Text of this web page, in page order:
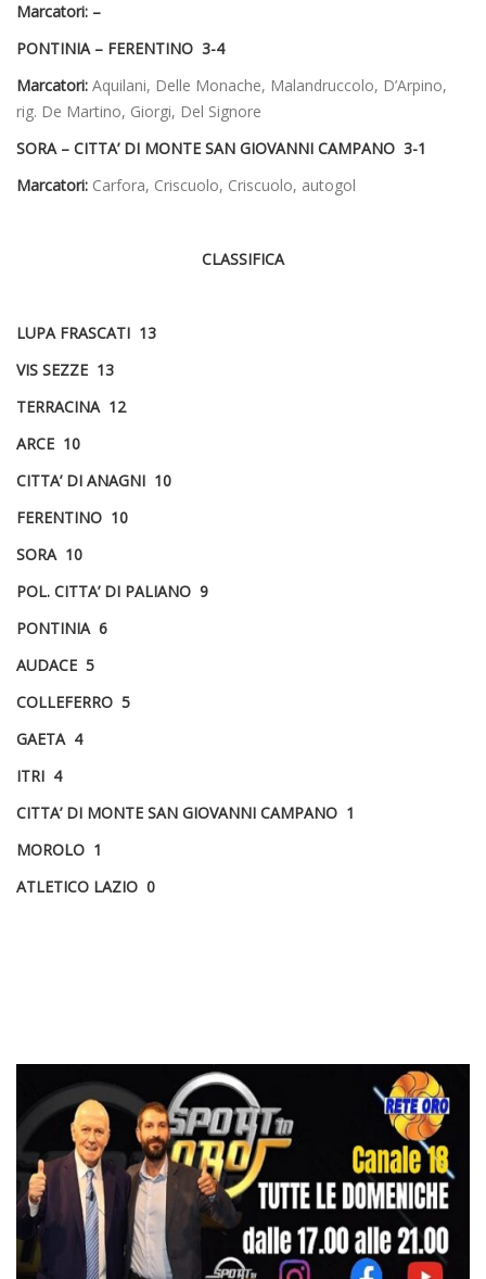
Marcatori: –
PONTINIA – FERENTINO 3-4
Marcatori: Aquilani, Delle Monache, Malandruccolo, D’Arpino,
rig. De Martino, Giorgi, Del Signore
SORA – CITTA’ DI MONTE SAN GIOVANNI CAMPANO 3-1
Marcatori: Carfora, Criscuolo, Criscuolo, autogol
CLASSIFICA
LUPA FRASCATI 13
VIS SEZZE 13
TERRACINA 12
ARCE 10
CITTA’ DI ANAGNI 10
FERENTINO 10
SORA 10
POL. CITTA’ DI PALIANO 9
PONTINIA 6
AUDACE 5
COLLEFERRO 5
GAETA 4
ITRI 4
CITTA’ DI MONTE SAN GIOVANNI CAMPANO 1
MOROLO 1
ATLETICO LAZIO 0